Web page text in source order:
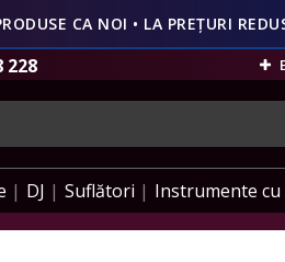
CA NOI • LA PREȚURI
228
DJ Suflători Instrumente cu